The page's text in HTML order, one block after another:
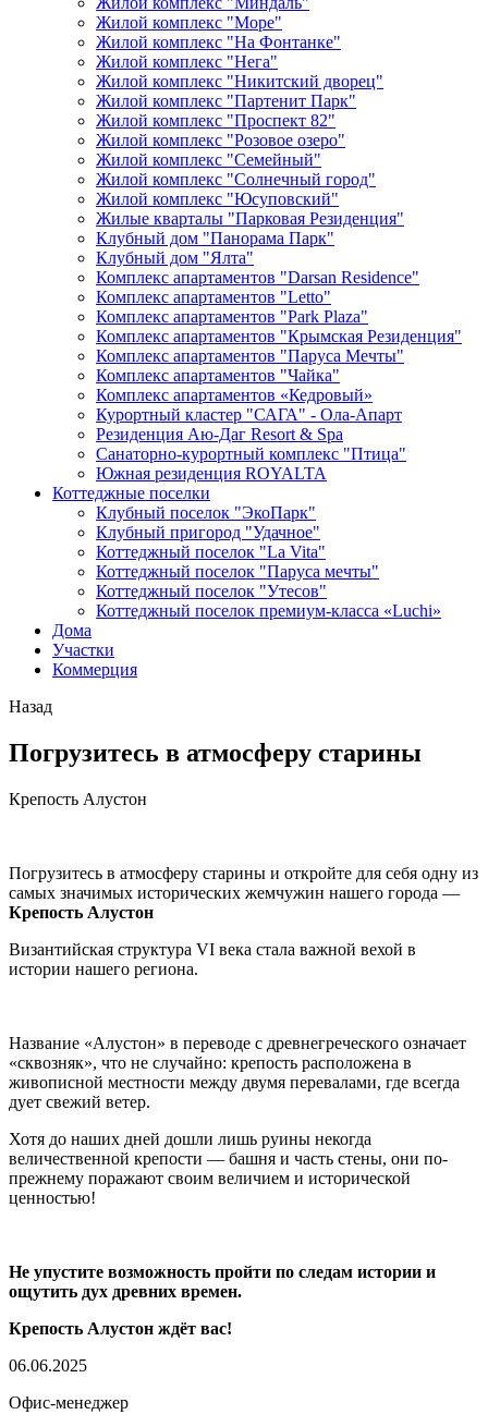
Жилой комплекс "Море"
Жилой комплекс "На Фонтанке"
Жилой комплекс "Нега"
Жилой комплекс "Никитский дворец"
Жилой комплекс "Партенит Парк"
Жилой комплекс "Проспект 82"
Жилой комплекс "Розовое озеро"
Жилой комплекс "Семейный"
Жилой комплекс "Солнечный город"
Жилой комплекс "Юсуповский"
Жилые кварталы "Парковая Резиденция"
Клубный дом "Панорама Парк"
Клубный дом "Ялта"
Комплекс апартаментов "Darsan Residenсe"
Комплекс апартаментов "Letto"
Комплекс апартаментов "Park Plaza"
Комплекс апартаментов "Крымская Резиденция"
Комплекс апартаментов "Паруса Мечты"
Комплекс апартаментов "Чайка"
Комплекс апартаментов «Кедровый»
Курортный кластер "САГА" - Ола-Апарт
Резиденция Аю-Даг Resort & Spa
Санаторно-курортный комплекс "Птица"
Южная резиденция ROYALTA
Коттеджные поселки
Клубный поселок "ЭкоПарк"
Клубный пригород "Удачное"
Коттеджный поселок "La Vita"
Коттеджный поселок "Паруса мечты"
Коттеджный поселок "Утесов"
Коттеджный поселок премиум-класса «Luchi»
Дома
Участки
Коммерция
Назад
Погрузитесь в атмосферу старины
Крепость Алустон
Погрузитесь в атмосферу старины и откройте для себя одну из
самых значимых исторических жемчужин нашего города —
Крепость Алустон
Византийская структура VI века стала важной вехой в
истории нашего региона.
Название «Алустон» в переводе с древнегреческого означает
«сквозняк», что не случайно: крепость расположена в
живописной местности между двумя перевалами, где всегда
дует свежий ветер.
Хотя до наших дней дошли лишь руины некогда
величественной крепости — башня и часть стены, они по-
прежнему поражают своим величием и исторической
ценностью!
Не упустите возможность пройти по следам истории и
ощутить дух древних времен.
Крепость Алустон ждёт вас!
06.06.2025
Офис-менеджер